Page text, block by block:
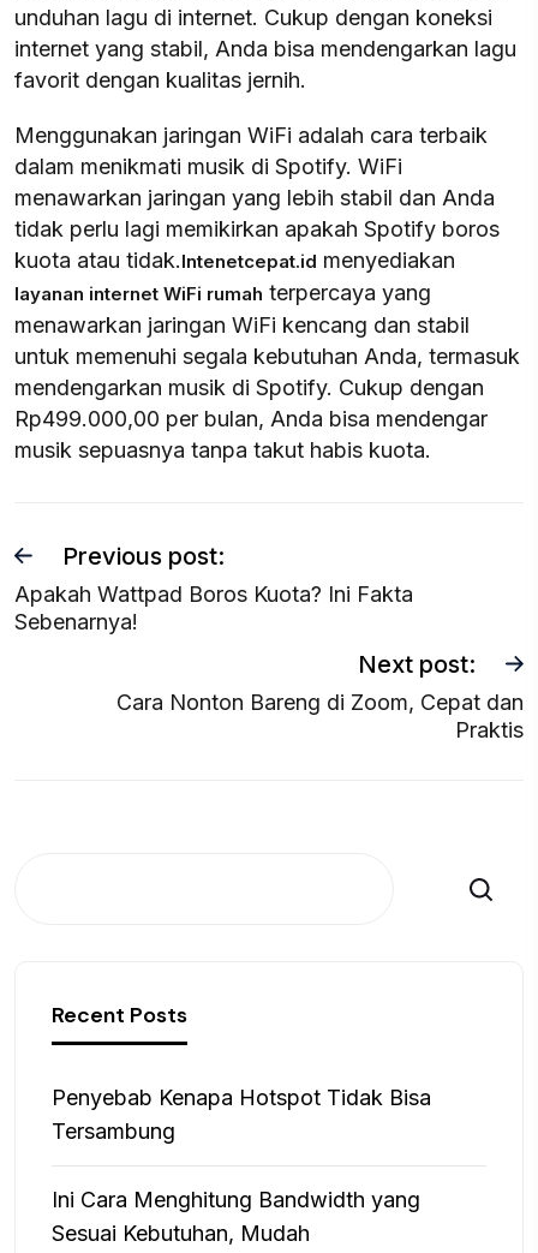
unduhan lagu di internet. Cukup dengan koneksi
internet yang stabil, Anda bisa mendengarkan lagu
favorit dengan kualitas jernih.
Menggunakan jaringan WiFi adalah cara terbaik
dalam menikmati musik di Spotify. WiFi
menawarkan jaringan yang lebih stabil dan Anda
tidak perlu lagi memikirkan apakah Spotify boros
kuota atau tidak.Intenetcepat.id menyediakan
layanan internet WiFi rumah terpercaya yang
menawarkan jaringan WiFi kencang dan stabil
untuk memenuhi segala kebutuhan Anda, termasuk
mendengarkan musik di Spotify. Cukup dengan
Rp499.000,00 per bulan, Anda bisa mendengar
musik sepuasnya tanpa takut habis kuota.
Previous post:
Apakah Wattpad Boros Kuota? Ini Fakta
Sebenarnya!
Next post:
Cara Nonton Bareng di Zoom, Cepat dan
Praktis
Search
Recent Posts
Penyebab Kenapa Hotspot Tidak Bisa
Tersambung
Ini Cara Menghitung Bandwidth yang
Sesuai Kebutuhan, Mudah